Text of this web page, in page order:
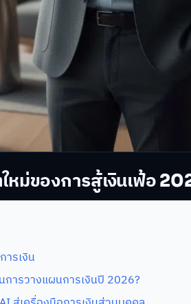
หม่ของการสู้เงินเฟ้อ
รเงิน
การวางแผนการเงินปี 2026?